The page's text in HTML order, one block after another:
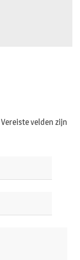
Vereiste velden zijn